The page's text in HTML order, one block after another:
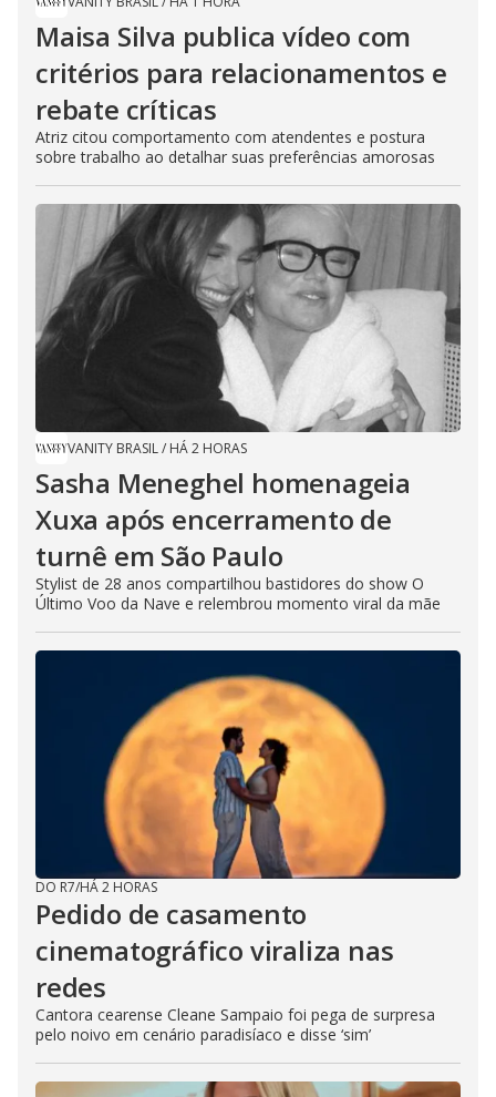
Maisa Silva publica vídeo com
critérios para relacionamentos e
rebate críticas
Atriz citou comportamento com atendentes e postura
sobre trabalho ao detalhar suas preferências amorosas
VANITY BRASIL/ HÁ 2 HORAS
Sasha Meneghel homenageia
Xuxa após encerramento de
turnê em São Paulo
Stylist de 28 anos compartilhou bastidores do show O
Último Voo da Nave e relembrou momento viral da mãe
DO R7/HÁ 2 HORAS
Pedido de casamento
cinematográfico viraliza nas
redes
Cantora cearense Cleane Sampaio foi pega de surpresa
pelo noivo em cenário paradisíaco e disse ‘sim’